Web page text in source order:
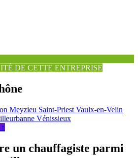
DE CETTE ENTREPRISE
Meyzieu Saint-Priest Vaulx-en-Velin
Vénissieux
un chauffagiste parmi